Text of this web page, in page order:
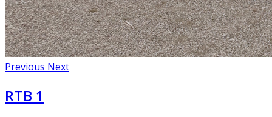
Previous Next
RTB 1